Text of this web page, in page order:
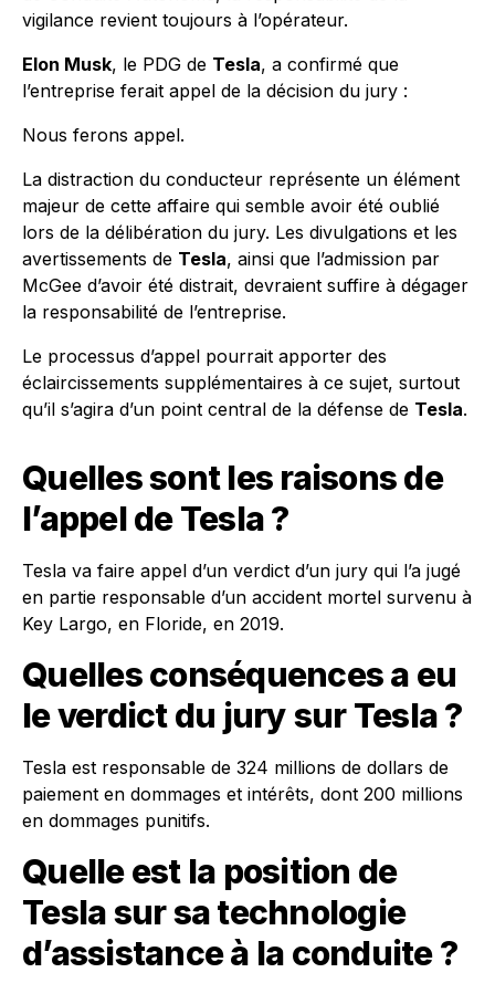
vigilance revient toujours à l’opérateur.
Elon Musk, le PDG de Tesla, a confirmé que
l’entreprise ferait appel de la décision du jury :
Nous ferons appel.
La distraction du conducteur représente un élément
majeur de cette affaire qui semble avoir été oublié
lors de la délibération du jury. Les divulgations et les
avertissements de Tesla, ainsi que l’admission par
McGee d’avoir été distrait, devraient suffire à dégager
la responsabilité de l’entreprise.
Le processus d’appel pourrait apporter des
éclaircissements supplémentaires à ce sujet, surtout
qu’il s’agira d’un point central de la défense de Tesla.
Quelles sont les raisons de
l’appel de Tesla ?
Tesla va faire appel d’un verdict d’un jury qui l’a jugé
en partie responsable d’un accident mortel survenu à
Key Largo, en Floride, en 2019.
Quelles conséquences a eu
le verdict du jury sur Tesla ?
Tesla est responsable de 324 millions de dollars de
paiement en dommages et intérêts, dont 200 millions
en dommages punitifs.
Quelle est la position de
Tesla sur sa technologie
d’assistance à la conduite ?